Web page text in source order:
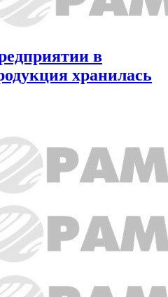
в
хранилась